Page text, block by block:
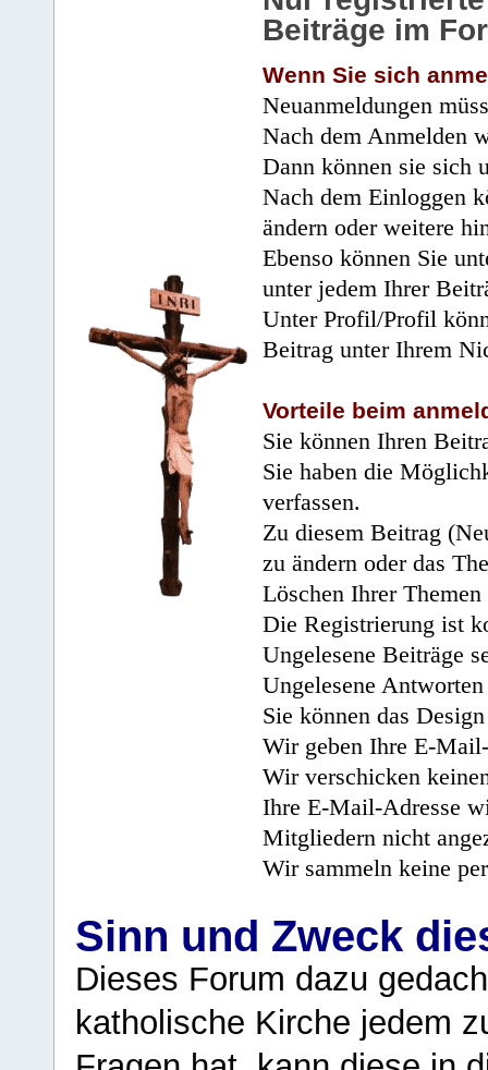
Beiträge im
Wenn Sie sich
Neuanmeldungen
Nach dem Anmelden
Dann können sie sich
Nach dem Einloggen
ändern oder weitere
Ebenso können Sie
unter jedem Ihrer
Unter Profil/Profil
Beitrag unter Ihrem
Vorteile beim
Sie können Ihren
Sie haben die
verfassen.
Zu diesem Beitrag
zu ändern oder das
Löschen Ihrer
Die Registrierung ist
Ungelesene Beiträge
Ungelesene
Sie können das
Wir geben Ihre E-
Wir verschicken
Ihre E-Mail-Adresse
Mitgliedern nicht
Wir sammeln keine
Sinn und Zweck
Dieses Forum dazu
katholische Kirche jedem